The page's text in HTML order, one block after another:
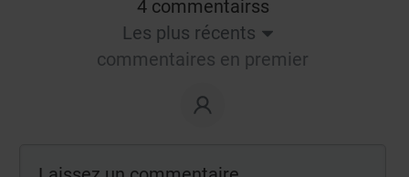
4 commentairss
Les plus récents
commentaires en premier